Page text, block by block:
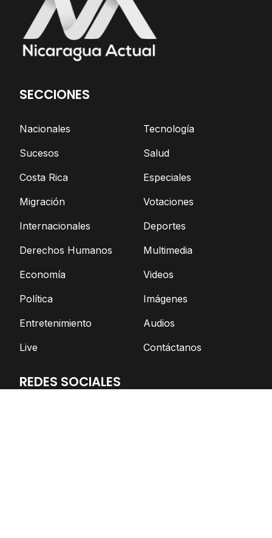
SECCIONES
Nacionales
Sucesos
Costa Rica
Migración
Internacionales
Derechos Humanos
Economía
Política
Entretenimiento
Live
Tecnología
Salud
Especiales
Votaciones
Deportes
Multimedia
Videos
Imágenes
Audios
Contáctanos
REDES SOCIALES